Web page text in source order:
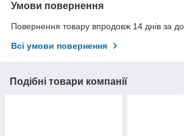
Умови повернення
Повернення товару впродовж 14 днів за
Всі умови повернення
Подібні товари компанії